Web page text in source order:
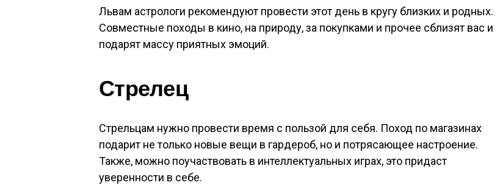
Львам астрологи рекомендуют провести этот день в кругу близких и родных.
Совместные походы в кино, на природу, за покупками и прочее сблизят вас и
подарят массу приятных эмоций.
Стрелец
Стрельцам нужно провести время с пользой для себя. Поход по магазинах
подарит не только новые вещи в гардероб, но и потрясающее настроение.
Также, можно поучаствовать в интеллектуальных играх, это придаст
уверенности в себе.